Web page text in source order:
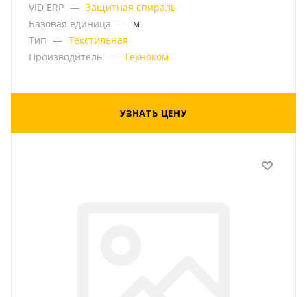
VID ERP — Защитная спираль
Базовая единица — м
Тип — Текстильная
Производитель — Техноком
УЗНАТЬ ЦЕНУ